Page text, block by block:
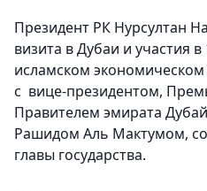
Президент РК Нурсултан
визита в Дубаи и участия
исламском
с вице-президентом,
Правителем эмирата
Рашидом Аль Мактумом,
главы государства.